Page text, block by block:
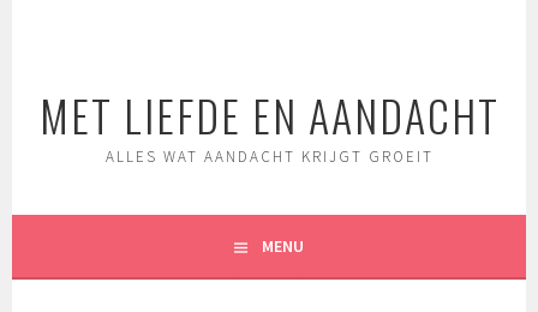
MET LIEFDE EN AANDACHT
ALLES WAT AANDACHT KRIJGT GROEIT
MENU